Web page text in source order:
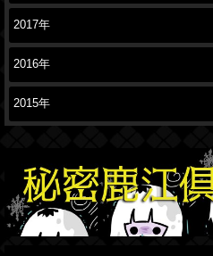
2017年
2016年
2015年